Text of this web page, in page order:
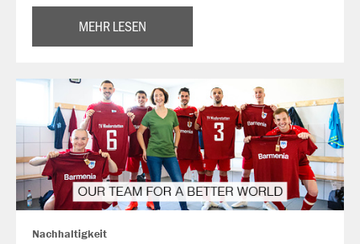
MEHR LESEN
Nachhaltigkeit